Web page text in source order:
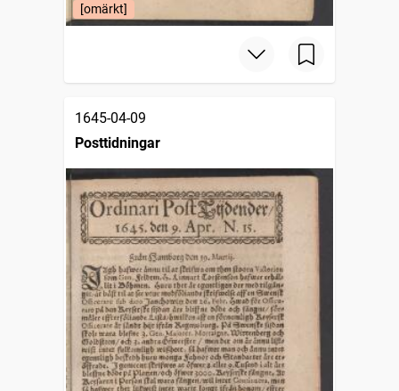
[omärkt]
1645-04-09
Posttidningar